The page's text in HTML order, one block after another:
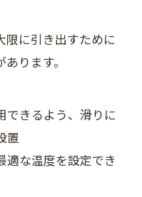
に引き出すために
ります。
できるよう、滑りに
置
適な温度を設定でき